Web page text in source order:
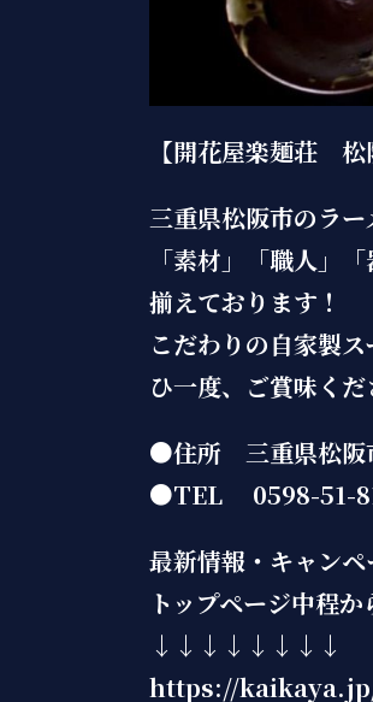
【開花屋楽麺荘 松
三重県松阪市のラー
「素材」「職人」
揃えております！
こだわりの自家製
ひ一度、ご賞味く
●住所 三重県松阪
●TEL 0598-51-
最新情報・キャン
トップページ中程
↓↓↓↓↓↓↓↓
https://